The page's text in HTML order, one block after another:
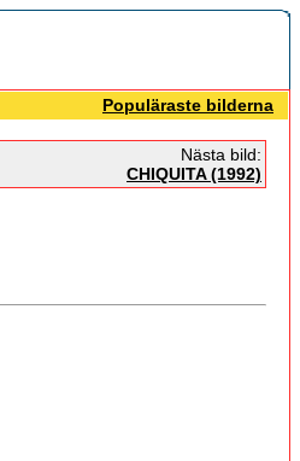
Populäraste bilderna
Nästa bild:
CHIQUITA (1992)